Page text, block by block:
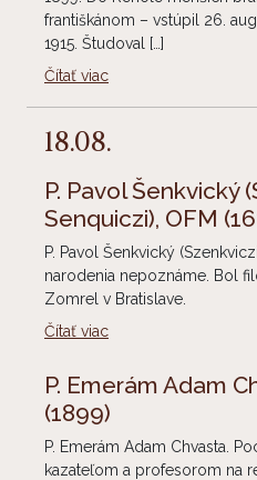
františkánom – vstúpil 26.
1915. Študoval […]
Čítať viac
18.08.
P. Pavol Šenkvický
Senquiczi), OFM
P. Pavol Šenkvický
narodenia nepoznáme. Bol
Zomrel v Bratislave.
Čítať viac
P. Emerám Adam
(1899)
P. Emerám Adam Chvasta.
kazateľom a profesorom na